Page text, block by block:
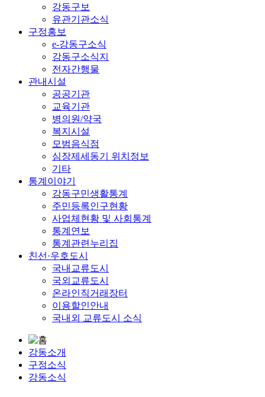
강동구보
유관기관소식
구정홍보
e-강동구소식
강동구소식지
전자간행물
관내시설
공공기관
교육기관
병의원/약국
복지시설
모범음식점
심장제세동기 위치정보
기타
통계이야기
강동구민생활통계
주민등록인구현황
사업체현황 및 사회통계
통계연보
통계관련누리집
친선·우호도시
국내교류도시
국외교류도시
온라인직거래장터
이용할인안내
국내외 교류도시 소식
강동소개
구정소식
강동소식